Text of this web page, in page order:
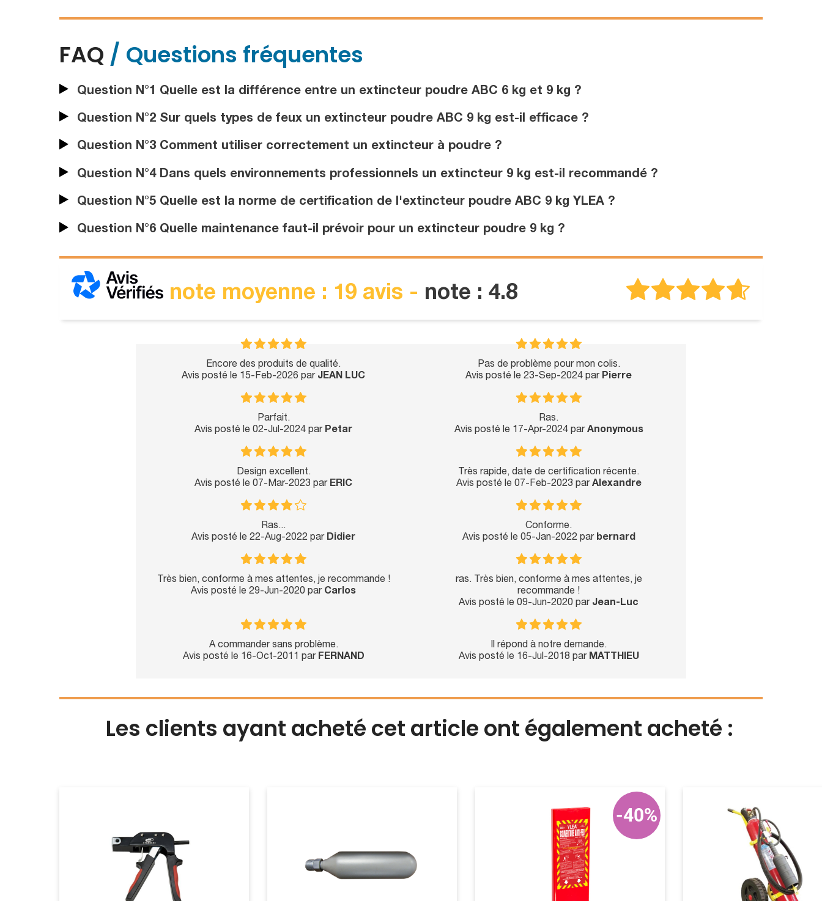
FAQ / Questions fréquentes
Question N°1 Quelle est la différence entre un extincteur poudre ABC 6 kg et 9 kg ?
Question N°2 Sur quels types de feux un extincteur poudre ABC 9 kg est-il efficace ?
Question N°3 Comment utiliser correctement un extincteur à poudre ?
Question N°4 Dans quels environnements professionnels un extincteur 9 kg est-il recommandé ?
Question N°5 Quelle est la norme de certification de l'extincteur poudre ABC 9 kg YLEA ?
Question N°6 Quelle maintenance faut-il prévoir pour un extincteur poudre 9 kg ?
note moyenne : 19 avis - note : 4.8
Encore des produits de qualité.
Avis posté le 15-Feb-2026 par JEAN LUC
Pas de problème pour mon colis.
Avis posté le 23-Sep-2024 par Pierre
Parfait.
Avis posté le 02-Jul-2024 par Petar
Ras.
Avis posté le 17-Apr-2024 parAnonymous
Design excellent.
Avis posté le 07-Mar-2023 par ERIC
Très rapide, date de certification récente.
Avis posté le 07-Feb-2023 parAlexandre
Ras...
Avis posté le 22-Aug-2022 par Didier
Conforme.
Avis posté le 05-Jan-2022 par bernard
Très bien, conforme à mes attentes, je recommande !
Avis posté le 29-Jun-2020 par Carlos
ras. Très bien, conforme à mes attentes, je
recommande !
Avis posté le 09-Jun-2020 par Jean-Luc
A commander sans problème.
Avis posté le 16-Oct-2011 par FERNAND
Il répond à notre demande.
Avis posté le 16-Jul-2018 par MATTHIEU
Les clients ayant acheté cet article ont également acheté :
-40%